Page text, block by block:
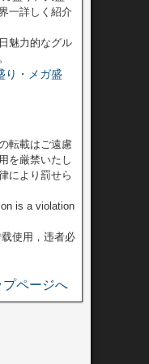
一詳しく紹介
魅力的なグル
り・メガ盛
転載はご遠慮
を厳禁いたし
により罰せら
is a violation
使用，违者必
ページへ